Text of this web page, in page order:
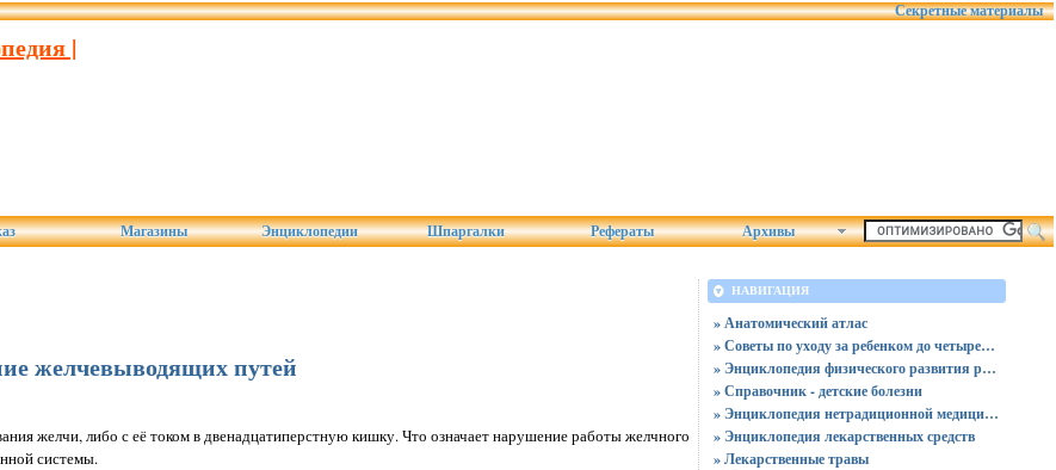
Секретные материалы
|
Магазины Энциклопедии Шпаргалки Рефераты Архивы
желчевыводящих путей
желчи, либо с её током в двенадцатиперстную кишку. Что означает нарушение работы желчного
системы.
НАВИГАЦИЯ
» Анатомический атлас
» Советы по уходу за ребенком до четырех лет
» Энциклопедия физического развития ребенка
» Справочник - детские болезни
» Энциклопедия нетрадиционной медицины
» Энциклопедия лекарственных средств
» Лекарственные травы